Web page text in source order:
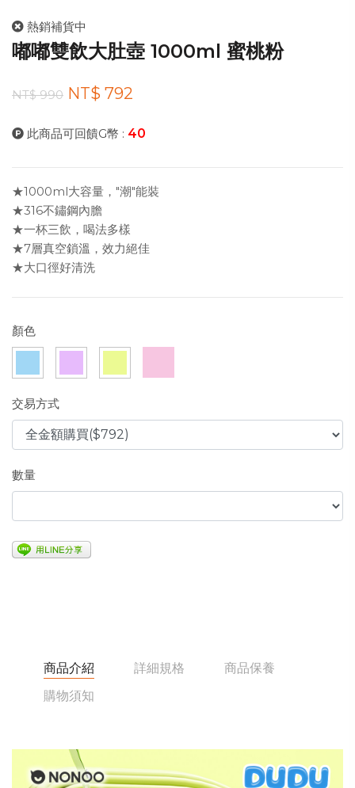
熱銷補貨中
嘟嘟雙飲大肚壺 1000ml 蜜桃粉
NT$ 990 NT$ 792
此商品可回饋G幣 : 40
★1000ml大容量，"潮"能裝
★316不鏽鋼內膽
★一杯三飲，喝法多樣
★7層真空鎖溫，效力絕佳
★大口徑好清洗
顏色
交易方式
數量
商品介紹 詳細規格
商品保養
購物須知